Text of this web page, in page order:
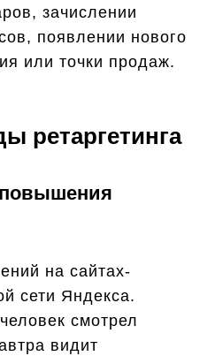
зачислении
появлении нового
или точки продаж.
ретаргетинга
повышения
на сайтах-
сети Яндекса.
смотрел
видит